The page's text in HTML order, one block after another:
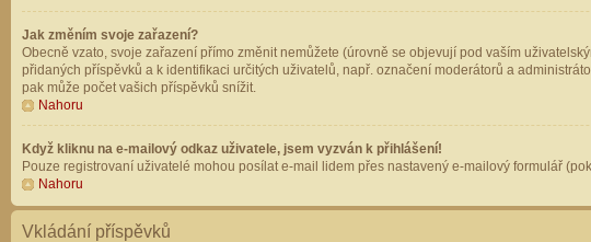
Jak změním svoje zařazení?
Obecně vzato, svoje zařazení přímo změnit nemůžete (úrovně se objevují pod vaším
přidaných příspěvků a k identifikaci určitých uživatelů, např. označení moderátorů a
pak může počet vašich příspěvků snížit.
Nahoru
Když kliknu na e-mailový odkaz uživatele, jsem vyzván k přihlášení!
Pouze registrovaní uživatelé mohou posílat e-mail lidem přes nastavený e-mailový formulář
Nahoru
Vkládání příspěvků